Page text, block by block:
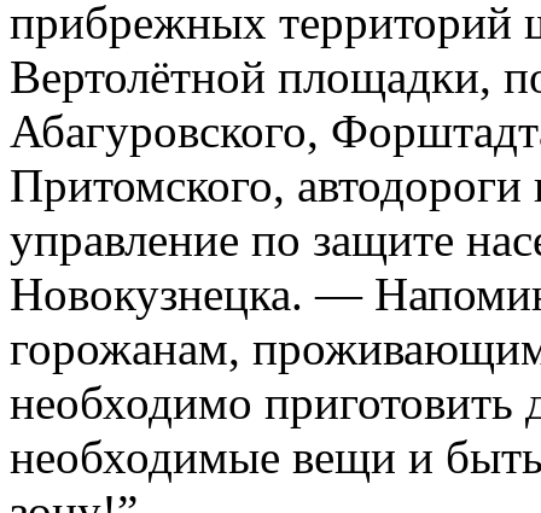
прибрежных территорий
Вертолётной площадки,
Абагуровского,
Притомского,
управление по защите
Новокузнецка. —
горожанам,
необходимо приготовить
необходимые вещи и